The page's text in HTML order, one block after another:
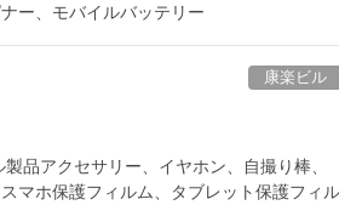
ー、モバイルバッテリー
康楽ビル
品アクセサリー、イヤホン、自撮り棒、
マホ保護フィルム、タブレット保護フィル